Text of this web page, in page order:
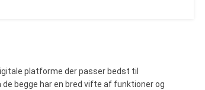
platforme der passer bedst til
begge har en bred vifte af funktioner og